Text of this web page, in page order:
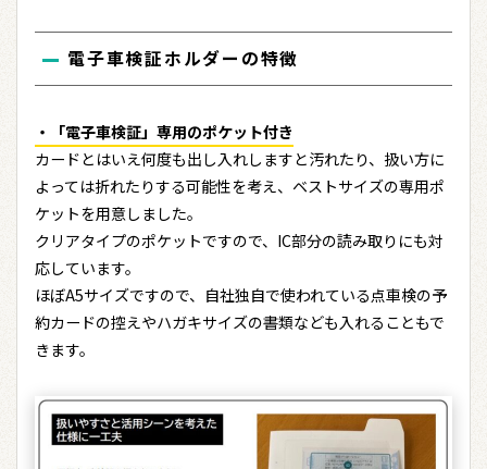
電子車検証ホルダーの特徴
・「電子車検証」専用のポケット付き
カードとはいえ何度も出し入れしますと汚れたり、扱い方に
よっては折れたりする可能性を考え、ベストサイズの専用ポ
ケットを用意しました。
クリアタイプのポケットですので、IC部分の読み取りにも対
応しています。
ほぼA5サイズですので、自社独自で使われている点車検の予
約カードの控えやハガキサイズの書類なども入れることもで
きます。